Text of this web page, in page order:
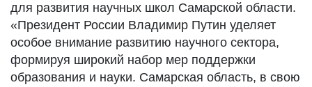
для развития научных школ Самарской области.
«Президент России Владимир Путин уделяет
особое внимание развитию научного сектора,
формируя широкий набор мер поддержки
образования и науки. Самарская область, в свою